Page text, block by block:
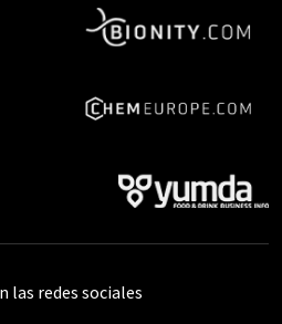
las redes sociales